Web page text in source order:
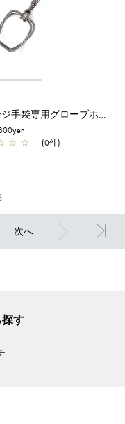
ジャージ手袋専用グローブホルダー/ブラックニッケル
☆ ☆ (0件)
次へ
す